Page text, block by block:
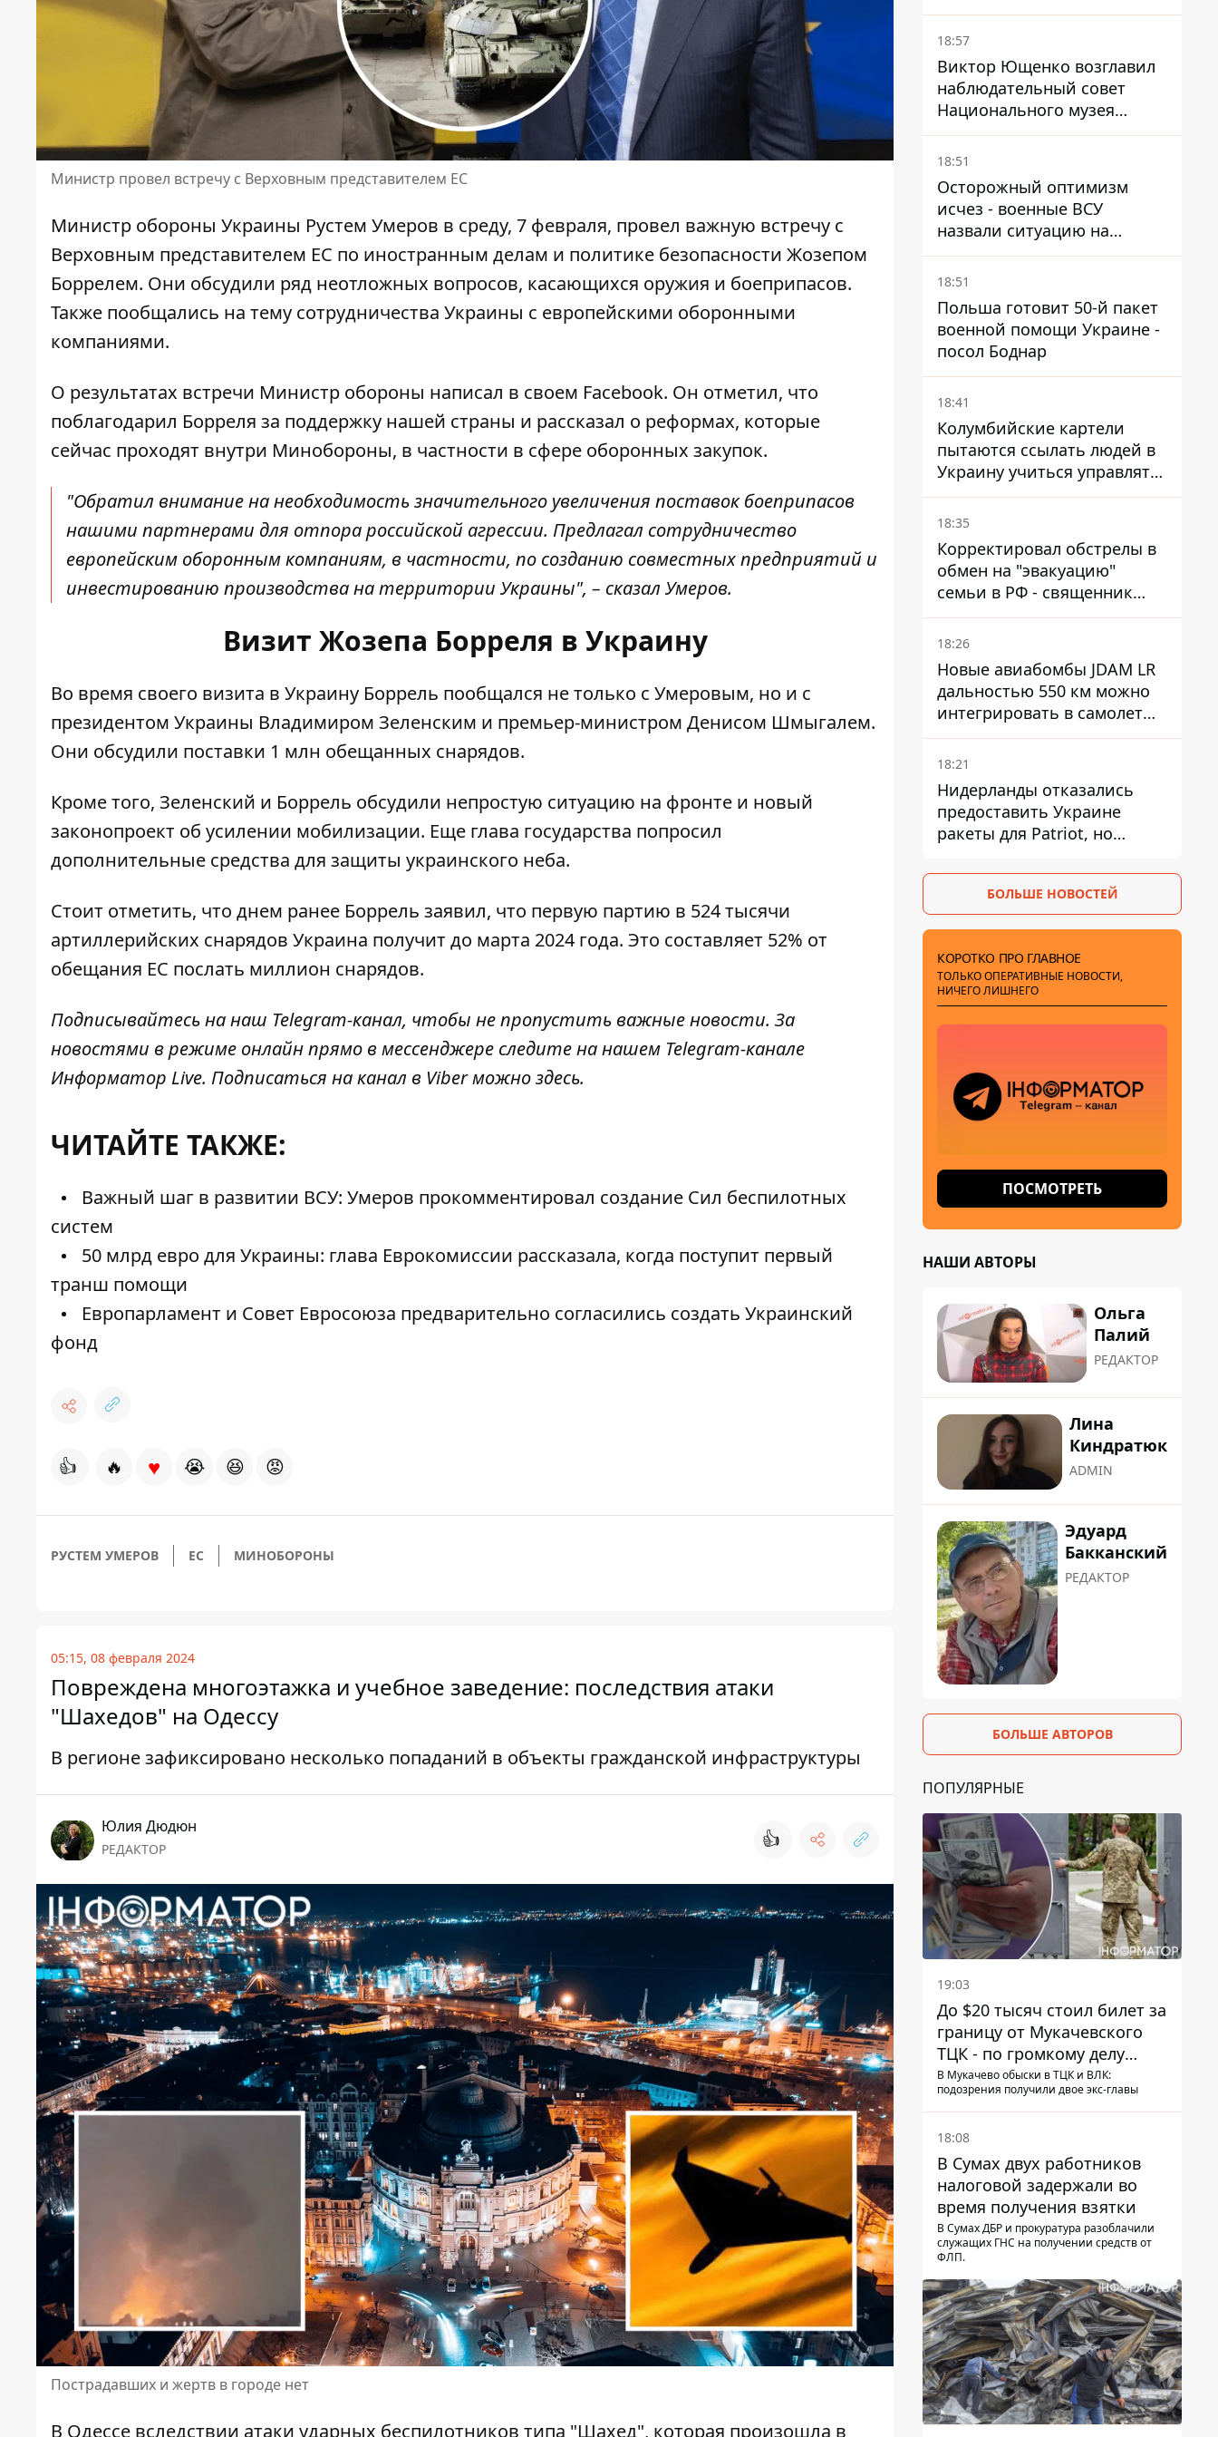
Министр провел встречу с Верховным представителем ЕС
Министр обороны Украины Рустем Умеров в среду, 7 февраля, провел важную встречу с
Верховным представителем ЕС по иностранным делам и политике безопасности Жозепом
Боррелем. Они обсудили ряд неотложных вопросов, касающихся оружия и боеприпасов.
Также пообщались на тему сотрудничества Украины с европейскими оборонными
компаниями.
О результатах встречи Министр обороны написал в своем Facebook. Он отметил, что
поблагодарил Борреля за поддержку нашей страны и рассказал о реформах, которые
сейчас проходят внутри Минобороны, в частности в сфере оборонных закупок.
"Обратил внимание на необходимость значительного увеличения поставок боеприпасов
нашими партнерами для отпора российской агрессии. Предлагал сотрудничество
европейским оборонным компаниям, в частности, по созданию совместных предприятий и
инвестированию производства на территории Украины", – сказал Умеров.
Визит Жозепа Борреля в Украину
Во время своего визита в Украину Боррель пообщался не только с Умеровым, но и с
президентом Украины Владимиром Зеленским и премьер-министром Денисом Шмыгалем.
Они обсудили поставки 1 млн обещанных снарядов.
Кроме того, Зеленский и Боррель обсудили непростую ситуацию на фронте и новый
законопроект об усилении мобилизации. Еще глава государства попросил
дополнительные средства для защиты украинского неба.
Стоит отметить, что днем ранее Боррель заявил, что первую партию в 524 тысячи
артиллерийских снарядов Украина получит до марта 2024 года. Это составляет 52% от
обещания ЕС послать миллион снарядов.
Подписывайтесь на наш Telegram-канал, чтобы не пропустить важные новости. За
новостями в режиме онлайн прямо в мессенджере следите на нашем Telegram-канале
Информатор Live. Подписаться на канал в Viber можноздесь.
ЧИТАЙТЕ ТАКЖЕ:
Важный шаг в развитии ВСУ: Умеров прокомментировал создание Сил беспилотных
систем
50 млрд евро для Украины: глава Еврокомиссии рассказала, когда поступит первый
транш помощи
Европарламент и Совет Евросоюза предварительно согласились создать Украинский
фонд
👍 🔥 ♥ 😭 😆 😡
РУСТЕМ УМЕРОВ ЕС МИНОБОРОНЫ
05:15, 08 февраля 2024
Повреждена многоэтажка и учебное заведение: последствия атаки
"Шахедов" на Одессу
В регионе зафиксировано несколько попаданий в объекты гражданской инфраструктуры
Юлия Дюдюн
РЕДАКТОР 👍
Пострадавших и жертв в городе нет
В Одессе вследствии атаки ударных беспилотников типа "Шахед", которая произошла в
первые подозрения
получили двое бывших
18:57
Виктор Ющенко возглавил
наблюдательный совет
Национального музея
Голодомора-геноцида – что
известно о должности
18:51
Осторожный оптимизм
исчез - военные ВСУ
назвали ситуацию на
фронте более сложной - Bild
18:51
Польша готовит 50-й пакет
военной помощи Украине -
посол Боднар
18:41
Колумбийские картели
пытаются ссылать людей в
Украину учиться управлять
дронами - FT
18:35
Корректировал обстрелы в
обмен на "эвакуацию"
семьи в РФ - священник
УПЦ МП получил 15 лет
тюрьмы
18:26
Новые авиабомбы JDAM LR
дальностью 550 км можно
интегрировать в самолеты
ВСУ, но есть нюансы.
18:21
Нидерланды отказались
предоставить Украине
ракеты для Patriot, но
БОЛЬШЕ НОВОСТЕЙ
КОРОТКО ПРО ГЛАВНОЕ
ТОЛЬКО ОПЕРАТИВНЫЕ НОВОСТИ,
НИЧЕГО ЛИШНЕГО
ПОСМОТРЕТЬ
НАШИ АВТОРЫ
Ольга
Палий
РЕДАКТОР
Лина
Киндратюк
ADMIN
Эдуард
Бакканский
РЕДАКТОР
БОЛЬШЕ АВТОРОВ
ПОПУЛЯРНЫЕ
19:03
До $20 тысяч стоил билет за
границу от Мукачевского
ТЦК - по громкому делу
первые подозрения
получили двое бывших
руководителей
В Мукачево обыски в ТЦК и ВЛК:
подозрения получили двое экс-главы
18:08
В Сумах двух работников
налоговой задержали во
время получения взятки
В Сумах ДБР и прокуратура разоблачили
служащих ГНС на получении средств от
ФЛП.